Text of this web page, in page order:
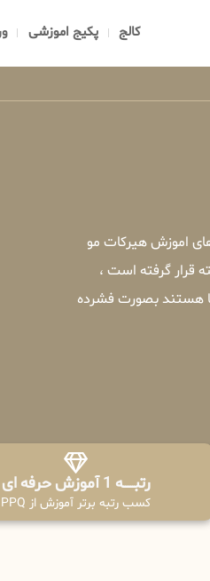
کالج پکیج اموزشی
اموزش هیرکات مو
قرار گرفته است ،
هستند بصورت فشرده
رتبــــــه 1 آموزش حرفه ای
کسب رتبه برتر آموزش از PPQ